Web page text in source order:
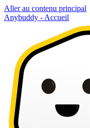
Aller au contenu principal
Anybuddy - Accueil